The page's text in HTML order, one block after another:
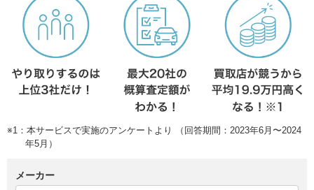
※1：本サービスで実施のアンケートより （回答期間：2023年6月〜2024
年5月）
メーカー